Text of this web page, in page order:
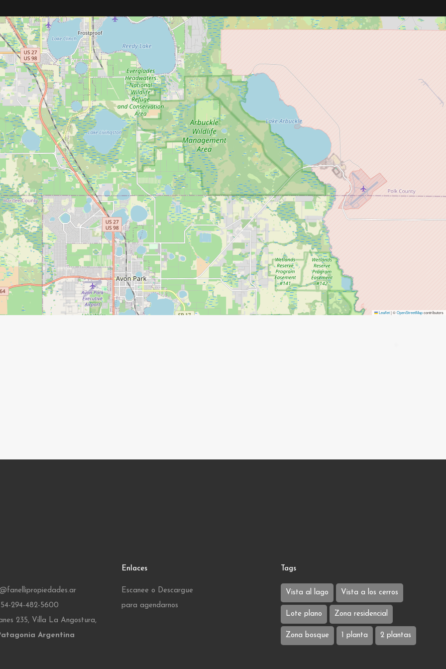
Leaflet|©OpenStreetMapcontributors
294-482-5600
235, Villa La Angostura,
Argentina
Enlaces
Escanee o Descargue
para agendarnos
Tags
Vista al lago Vista a los cerros
Lote plano Zona residencial
Zona bosque 1 planta 2 plantas